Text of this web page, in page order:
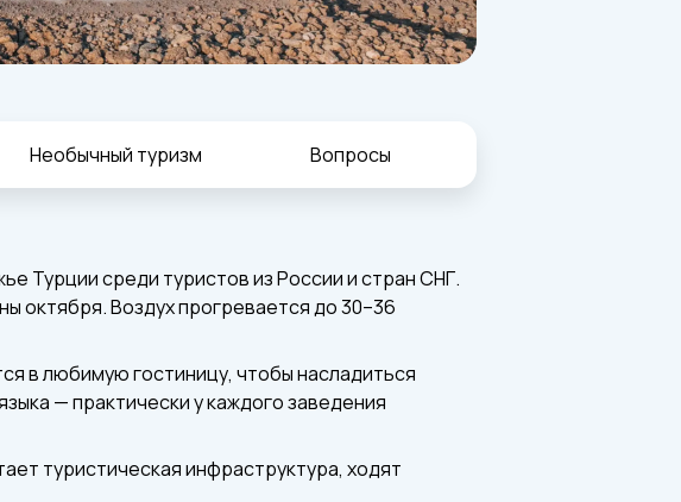
Необычный туризм Вопросы
Турции среди туристов из России и стран СНГ.
октября. Воздух прогревается до 30–36
в любимую гостиницу, чтобы насладиться
— практически у каждого заведения
туристическая инфраструктура, ходят